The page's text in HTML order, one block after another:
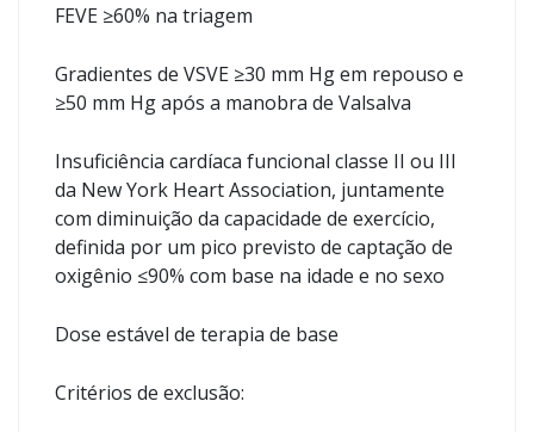
FEVE ≥60% na triagem
Gradientes de VSVE ≥30 mm Hg em repouso e
≥50 mm Hg após a manobra de Valsalva
Insuficiência cardíaca funcional classe II ou III
da New York Heart Association, juntamente
com diminuição da capacidade de exercício,
definida por um pico previsto de captação de
oxigênio ≤90% com base na idade e no sexo
Dose estável de terapia de base
Critérios de exclusão: